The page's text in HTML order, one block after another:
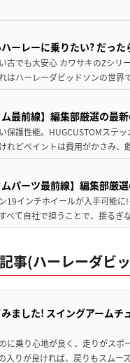
ーレーに乗りたい? だっ
古でも大安心 カワサキのZシリ
はハーレーダビッドソンの世
ム最前線】編集部厳選の最
保護性能。HUGCUSTOMステ
れどペイントは費用がかさみ
ムパーツ最前線】編集部厳
19インチホイールが入手可能
べて自社で担うことで、揺る
事(ハーレーダビ
ました! スイングアーム
に乗り心地が良く、走りがス
入りが良ければ、戻りもスム